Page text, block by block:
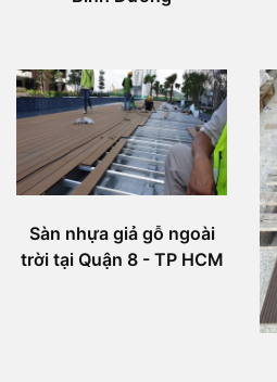
Sàn nhựa giả gỗ ngoài
trời tại Quận 8 - TP HCM